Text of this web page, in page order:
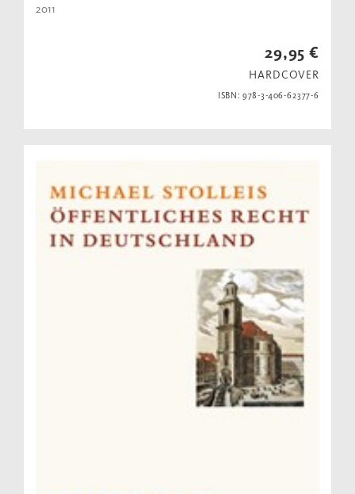
2011
29,95 €
HARDCOVER
ISBN: 978-3-406-62377-6